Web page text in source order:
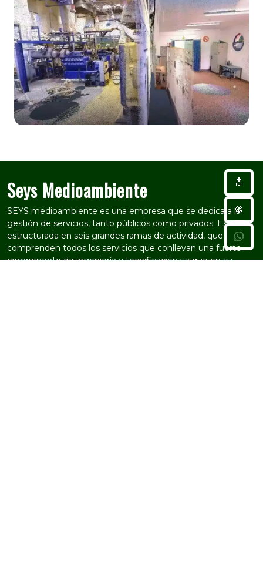
Seys Medioambiente
SEYS medioambiente es una empresa que se dedica a la
gestión de servicios, tanto públicos como privados. Está
estructurada en seis grandes ramas de actividad, que
comprenden todos los servicios que conllevan una fuerte
componente de ingeniería y tecnificación ya que en su
🔝
🍪